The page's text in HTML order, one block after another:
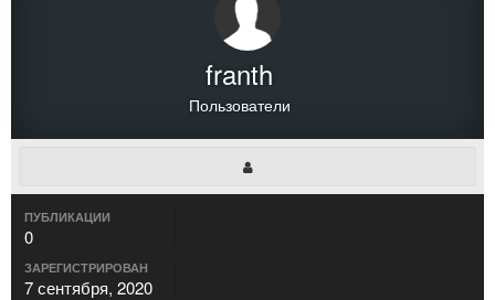
franth
Пользователи
ПУБЛИКАЦИИ
0
ЗАРЕГИСТРИРОВАН
7 сентября, 2020